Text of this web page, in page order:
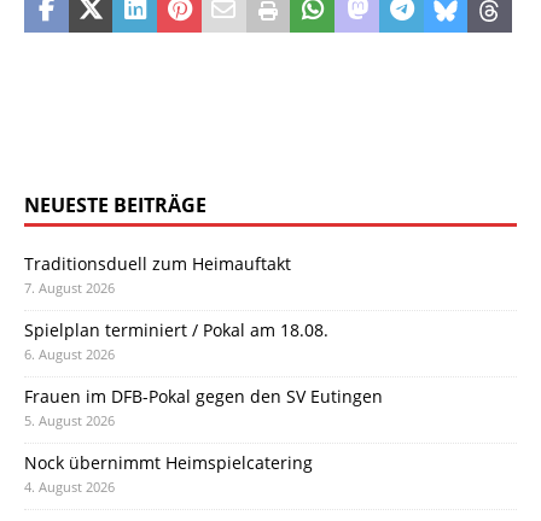
NEUESTE BEITRÄGE
Traditionsduell zum Heimauftakt
7. August 2026
Spielplan terminiert / Pokal am 18.08.
6. August 2026
Frauen im DFB-Pokal gegen den SV Eutingen
5. August 2026
Nock übernimmt Heimspielcatering
4. August 2026